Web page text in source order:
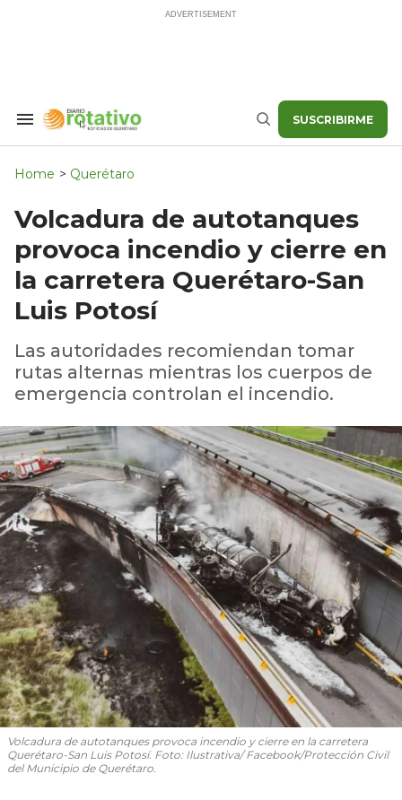
Search
Navigation
Buscar SUSCRIBIRME
Home > Querétaro
Volcadura de autotanques
provoca incendio y cierre en
la carretera Querétaro-San
Luis Potosí
Las autoridades recomiendan tomar
rutas alternas mientras los cuerpos de
emergencia controlan el incendio.
Volcadura de autotanques provoca incendio y cierre en la carretera
Querétaro-San Luis Potosí. Foto: Ilustrativa/ Facebook/Protección Civil
del Municipio de Querétaro.